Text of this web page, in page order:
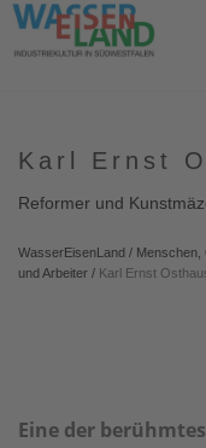
Karl Ernst
Reformer und
WasserEisenLand / Menschen,
und Arbeiter / Karl Ernst
Eine der